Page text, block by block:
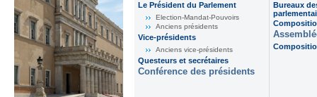
Le Président du Parlement
Election-Mandat-Pouvoirs
Anciens présidents
Vice-présidents
Anciens vice-présidents
Questeurs et secrétaires
Conférence des présidents
Bureaux